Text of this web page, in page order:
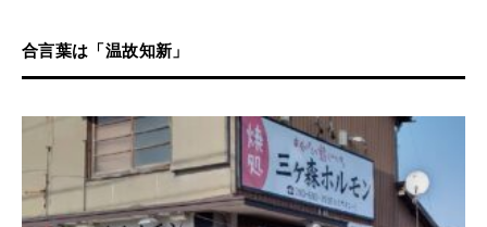
合言葉は「温故知新」